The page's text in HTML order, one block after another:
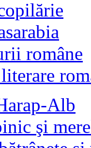
române
Alb
şi